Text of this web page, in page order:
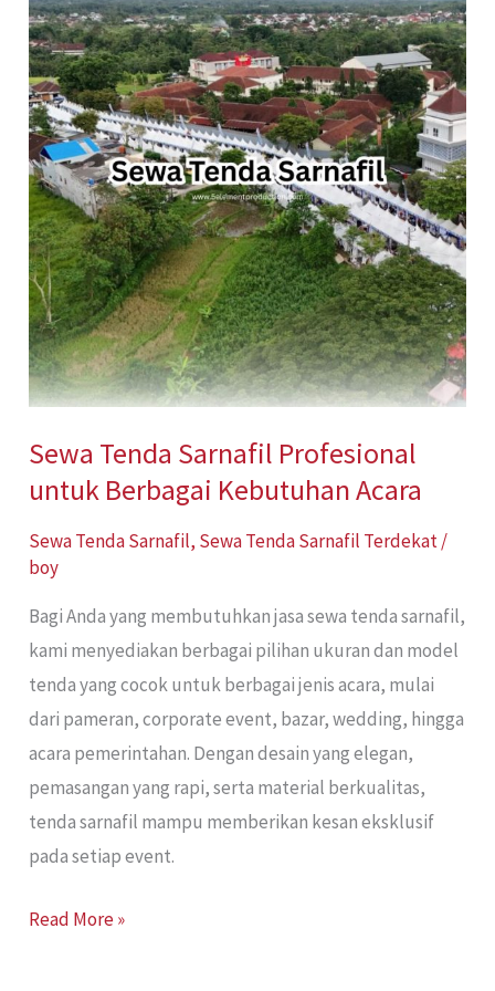
Sewa Tenda Sarnafil Profesional
untuk Berbagai Kebutuhan Acara
Sewa Tenda Sarnafil, Sewa Tenda Sarnafil Terdekat/
boy
Bagi Anda yang membutuhkan jasa sewa tenda sarnafil,
kami menyediakan berbagai pilihan ukuran dan model
tenda yang cocok untuk berbagai jenis acara, mulai
dari pameran, corporate event, bazar, wedding, hingga
acara pemerintahan. Dengan desain yang elegan,
pemasangan yang rapi, serta material berkualitas,
tenda sarnafil mampu memberikan kesan eksklusif
pada setiap event.
Tenda
Sarnafil
Profesional
untuk
Berbagai
Kebutuhan
Acara
Read More »